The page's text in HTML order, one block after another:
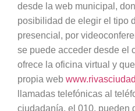
desde la web municipal,
posibilidad de elegir el tipo
presencial, por
se puede acceder desde el
ofrece la oficina virtual y
propia web
llamadas telefónicas al
ciudadanía, el 010, pueden